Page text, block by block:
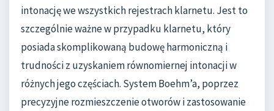
intonację we wszystkich rejestrach klarnetu. Jest to
szczególnie ważne w przypadku klarnetu, który
posiada skomplikowaną budowę harmoniczną i
trudności z uzyskaniem równomiernej intonacji w
różnych jego częściach. System Boehm’a, poprzez
precyzyjne rozmieszczenie otworów i zastosowanie